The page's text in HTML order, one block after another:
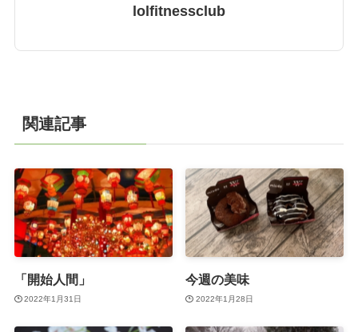
lolfitnessclub
関連記事
「開始人間」
2022年1月31日
今週の美味
2022年1月28日